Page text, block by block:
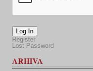
Log In
Register
Lost Password
ARHIVA